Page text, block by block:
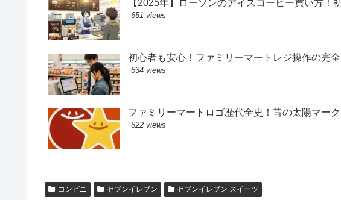
【2025年】ローソンのアイスコーヒー買い方！
651 views
初心者も安心！ファミリーマートレジ操作の完全
634 views
ファミリーマートロゴ歴代全史！昔の太陽マー
622 views
コンビニ セブンイレブン セブンイレブン スイーツ